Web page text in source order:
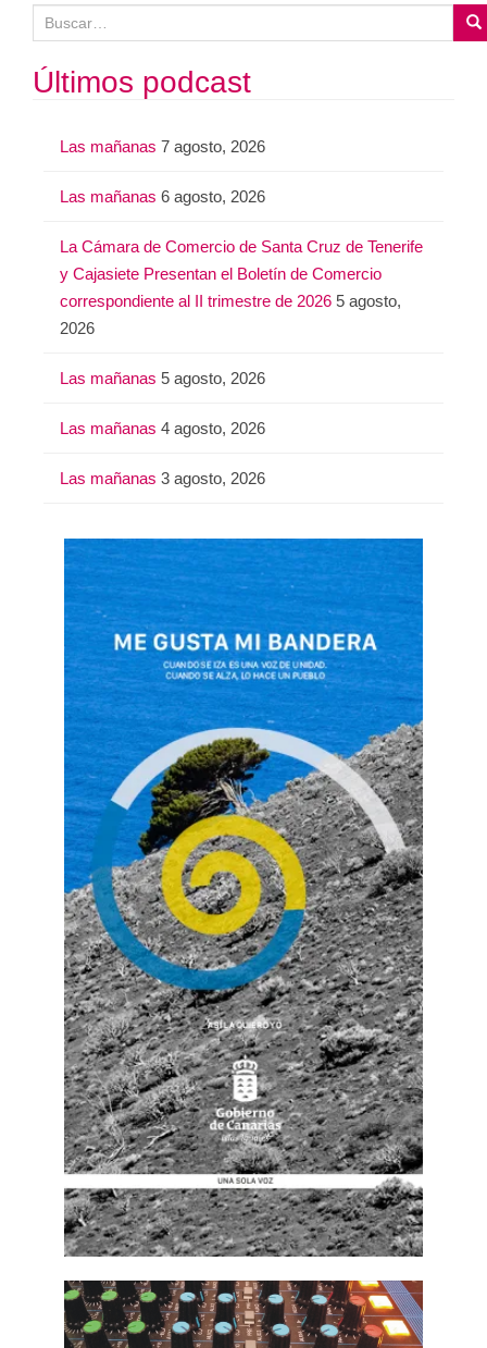
u
s
c
Últimos podcast
Las mañanas 7 agosto, 2026
Las mañanas 6 agosto, 2026
La Cámara de Comercio de Santa Cruz de Tenerife
y Cajasiete Presentan el Boletín de Comercio
correspondiente al II trimestre de 2026 5 agosto,
2026
Las mañanas 5 agosto, 2026
Las mañanas 4 agosto, 2026
Las mañanas 3 agosto, 2026